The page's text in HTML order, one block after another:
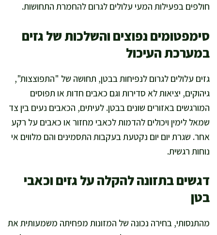
חולפים בפעילות המעי עלולים לגרום להחמרת התחושות.
סימפטומים נפוצים והשלכות של גזים
במערכת העיכול
גזים עלולים לגרום לנפיחות בבטן, תחושה של "התפוצצות",
גיהוקים, יציאות לא סדירות וגם כאבים חדות או תפוסים
המורגשים באזורים שונים בבטן. לעיתים, הכאבים נעים בין צד
שמאל לימין ויכולים להדמות לכאבי מחזור או כאבים על רקע
אחר. שגרת יום יום נקטעת בעקבות התסמינים והם מלווים אי
נוחות רגשית.
דגשים בתזונה להקלה על גזים וכאבי
בטן
מהתנסותי, בחירה נכונה של המזונות מפחיתה משמעותית את